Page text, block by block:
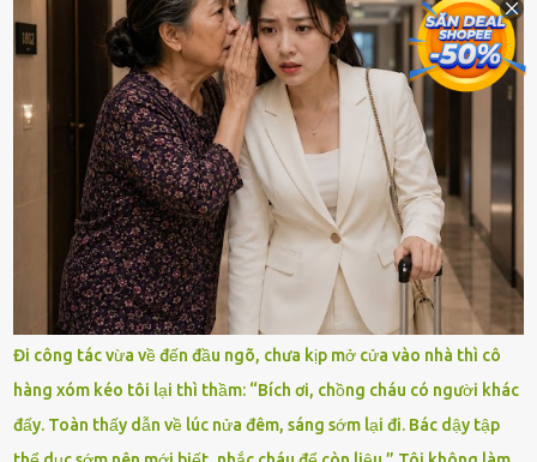
Đi công tác vừa về đến đầu ngõ, chưa kịp mở cửa vào nhà thì cô
hàng xóm kéo tôi lại thì thầm: “Bích ơi, chồng cháu có người khác
đấy. Toàn thấy dẫn về lúc nửa đêm, sáng sớm lại đi. Bác dậy tập